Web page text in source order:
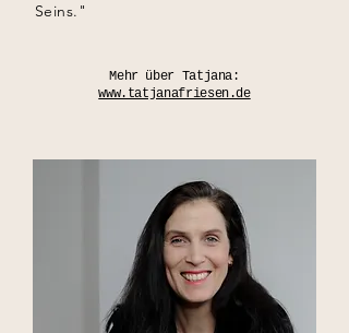
Seins."
Mehr über Tatjana:
www.tatjanafriesen.de